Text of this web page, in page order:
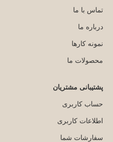
تماس با ما
درباره ما
نمونه کارها
محصولات ما
پشتیبانی مشتریان
حساب کاربری
اطلاعات کاربری
سفارشات شما